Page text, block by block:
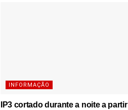
INFORMAÇÃO
IP3 cortado durante a noite a partir